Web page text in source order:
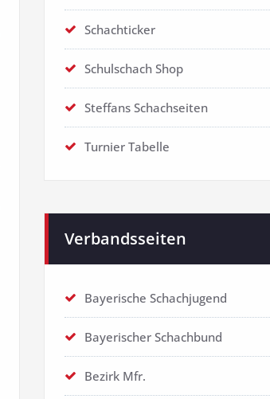
Schachticker
Schulschach Shop
Steffans Schachseiten
Turnier Tabelle
Verbandsseiten
Bayerische Schachjugend
Bayerischer Schachbund
Bezirk Mfr.